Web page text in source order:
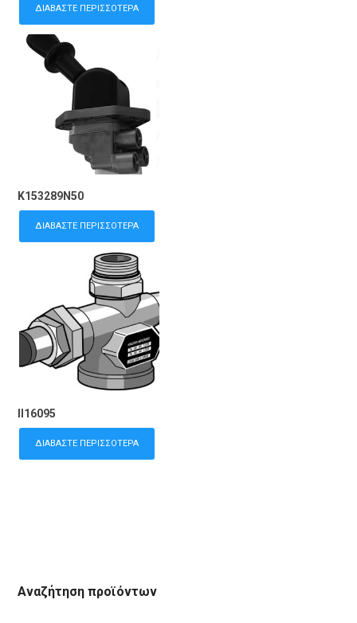
ΔΙΑΒΆΣΤΕ ΠΕΡΙΣΣΌΤΕΡΑ
K153289N50
ΔΙΑΒΆΣΤΕ ΠΕΡΙΣΣΌΤΕΡΑ
II16095
ΔΙΑΒΆΣΤΕ ΠΕΡΙΣΣΌΤΕΡΑ
Αναζήτηση προϊόντων